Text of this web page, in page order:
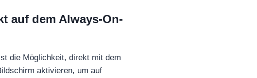
auf dem Always-On-
die Möglichkeit, direkt mit dem
aktivieren, um auf